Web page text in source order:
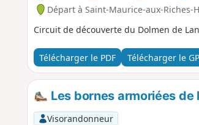
Départ à Saint-Maurice-aux-Riches-
Circuit de découverte du Dolmen de
Télécharger le PDF Télécharger le
Les bornes armoriées de
Visorandonneur